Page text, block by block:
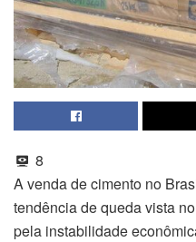
8
A venda de cimento no
tendência de queda vista
pela instabilidade